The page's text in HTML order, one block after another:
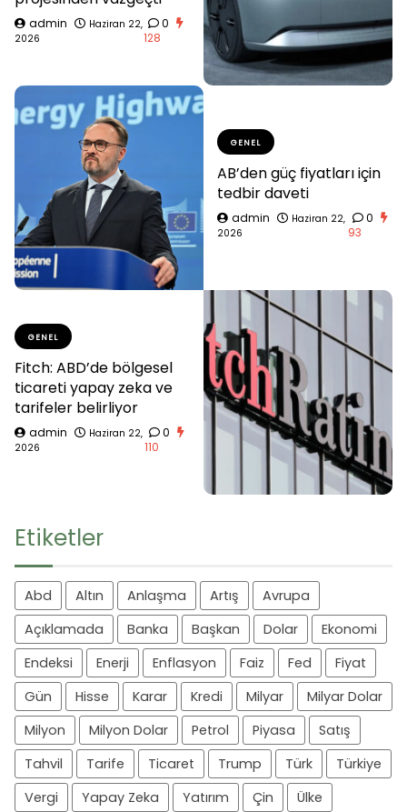
admin
Haziran 22,
2026
0
128
GENEL
AB’den güç fiyatları için
tedbir daveti
admin
Haziran 22,
2026
0
93
GENEL
Fitch: ABD’de bölgesel
ticareti yapay zeka ve
tarifeler belirliyor
admin
Haziran 22,
2026
0
110
Etiketler
Abd Altın Anlaşma Artış
Avrupa
Açıklamada
Banka Başkan Dolar
Ekonomi
Endeksi
Enerji Enflasyon Faiz Fed
Fiyat
Gün
Hisse Karar Kredi Milyar
Milyar Dolar
Milyon
Milyon Dolar Petrol Piyasa
Satış
Tahvil
Tarife Ticaret Trump Türk
Türkiye
Vergi
Yapay Zeka Yatırım Çin Ülke